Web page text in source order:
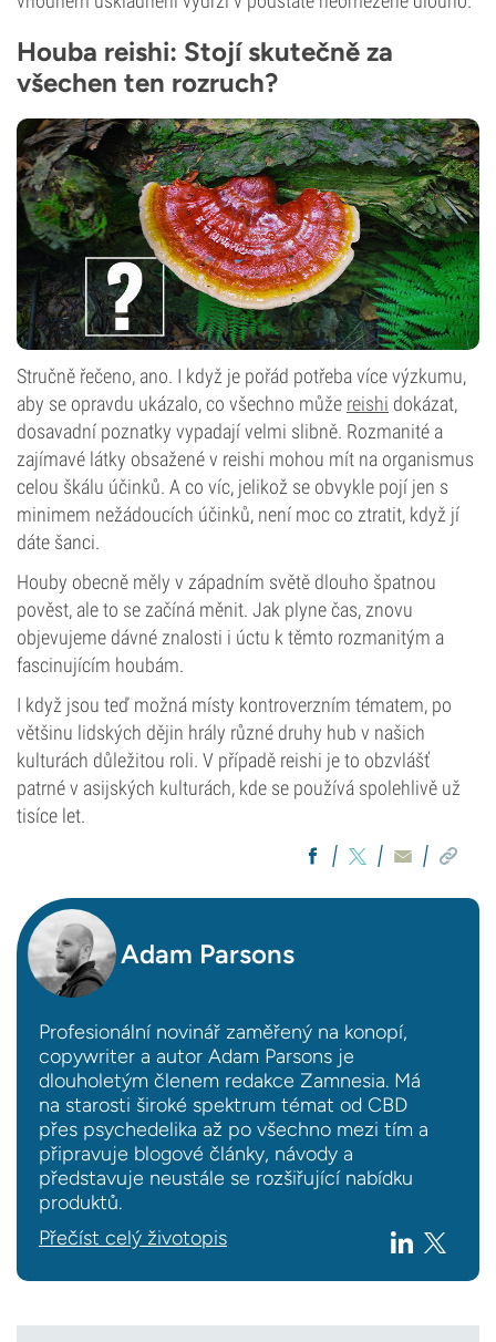
Houba reishi: Stojí skutečně za
všechen ten rozruch?
Stručně řečeno, ano. I když je pořád potřeba více výzkumu,
aby se opravdu ukázalo, co všechno může reishi dokázat,
dosavadní poznatky vypadají velmi slibně. Rozmanité a
zajímavé látky obsažené v reishi mohou mít na organismus
celou škálu účinků. A co víc, jelikož se obvykle pojí jen s
minimem nežádoucích účinků, není moc co ztratit, když jí
dáte šanci.
Houby obecně měly v západním světě dlouho špatnou
pověst, ale to se začíná měnit. Jak plyne čas, znovu
objevujeme dávné znalosti i úctu k těmto rozmanitým a
fascinujícím houbám.
I když jsou teď možná místy kontroverzním tématem, po
většinu lidských dějin hrály různé druhy hub v našich
kulturách důležitou roli. V případě reishi je to obzvlášť
patrné v asijských kulturách, kde se používá spolehlivě už
tisíce let.
Adam Parsons
Profesionální novinář zaměřený na konopí,
copywriter a autor Adam Parsons je
dlouholetým členem redakce Zamnesia. Má
na starosti široké spektrum témat od CBD
přes psychedelika až po všechno mezi tím a
připravuje blogové články, návody a
představuje neustále se rozšiřující nabídku
produktů.
Přečíst celý životopis